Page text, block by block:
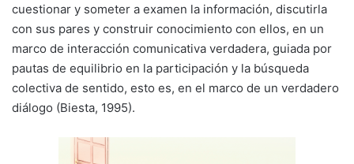
cuestionar y someter a examen la información, discutirla
con sus pares y construir conocimiento con ellos, en un
marco de interacción comunicativa verdadera, guiada por
pautas de equilibrio en la participación y la búsqueda
colectiva de sentido, esto es, en el marco de un verdadero
diálogo (Biesta, 1995).